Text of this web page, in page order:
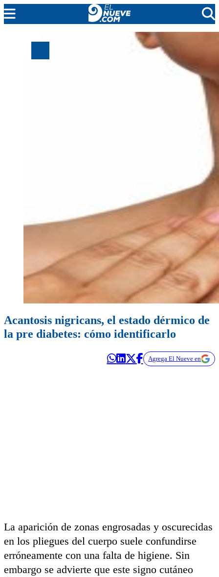
CADA DÍA
Acantosis nigricans, el estado dérmico de
la pre diabetes: cómo identificarlo
Agrega El Nueve en
La aparición de zonas engrosadas y oscurecidas
en los pliegues del cuerpo suele confundirse
erróneamente con una falta de higiene. Sin
embargo se advierte que este signo cutáneo